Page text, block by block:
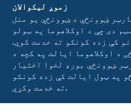
زموږ لیکوالان
ښوونځي د ښوونځي یو منل
دی چې د اوکلاهوما په ټولو
کې زده کونکو ته خدمت کوي.
د اوکلاهوما ایالت په کچه د
ښوونځي بورډ لخوا اختیار
په ټول ایالت کې زده کونکو
ته خدمت وکړي.